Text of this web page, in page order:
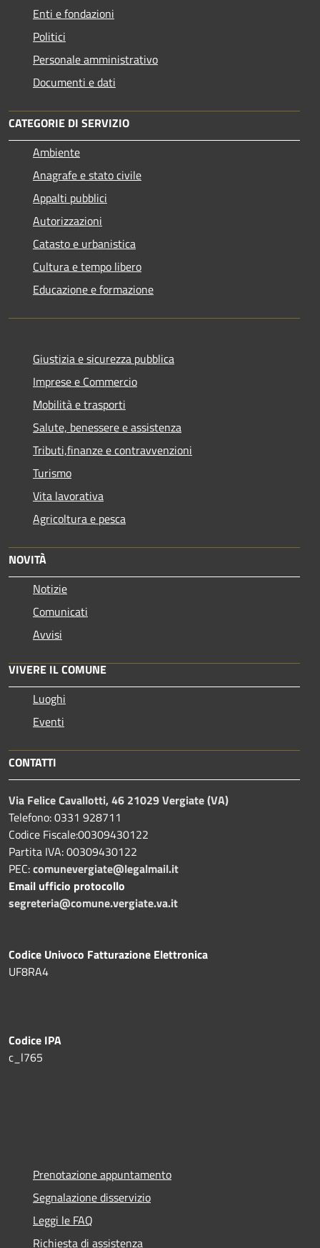
Enti e fondazioni
Politici
Personale amministrativo
Documenti e dati
CATEGORIE DI SERVIZIO
Ambiente
Anagrafe e stato civile
Appalti pubblici
Autorizzazioni
Catasto e urbanistica
Cultura e tempo libero
Educazione e formazione
Giustizia e sicurezza pubblica
Imprese e Commercio
Mobilità e trasporti
Salute, benessere e assistenza
Tributi,finanze e contravvenzioni
Turismo
Vita lavorativa
Agricoltura e pesca
NOVITÀ
Notizie
Comunicati
Avvisi
VIVERE IL COMUNE
Luoghi
Eventi
CONTATTI
Via Felice Cavallotti, 46 21029 Vergiate (VA)
Telefono: 0331 928711
Codice Fiscale:00309430122
Partita IVA: 00309430122
PEC:comunevergiate@legalmail.it
Email ufficio protocollo
segreteria@comune.vergiate.va.it
Codice Univoco Fatturazione Elettronica
UF8RA4
Codice IPA
c_l765
Prenotazione appuntamento
Segnalazione disservizio
Leggi le FAQ
Richiesta di assistenza